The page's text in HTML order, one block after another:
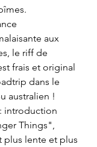
aux
le riff de
frais et original
dans le
australien !
introduction
Things",
plus lente et plus